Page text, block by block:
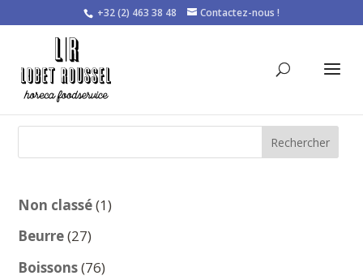
+32 (2) 463 38 48 Contactez-nous !
Rechercher
Non classé 11
Beurre 2727
produits
Boissons 7676